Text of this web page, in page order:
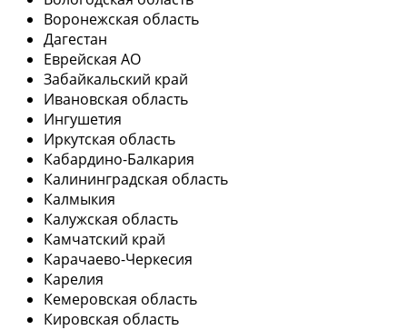
Воронежская область
Дагестан
Еврейская АО
Забайкальский край
Ивановская область
Ингушетия
Иркутская область
Кабардино-Балкария
Калининградская область
Калмыкия
Калужская область
Камчатский край
Карачаево-Черкесия
Карелия
Кемеровская область
Кировская область